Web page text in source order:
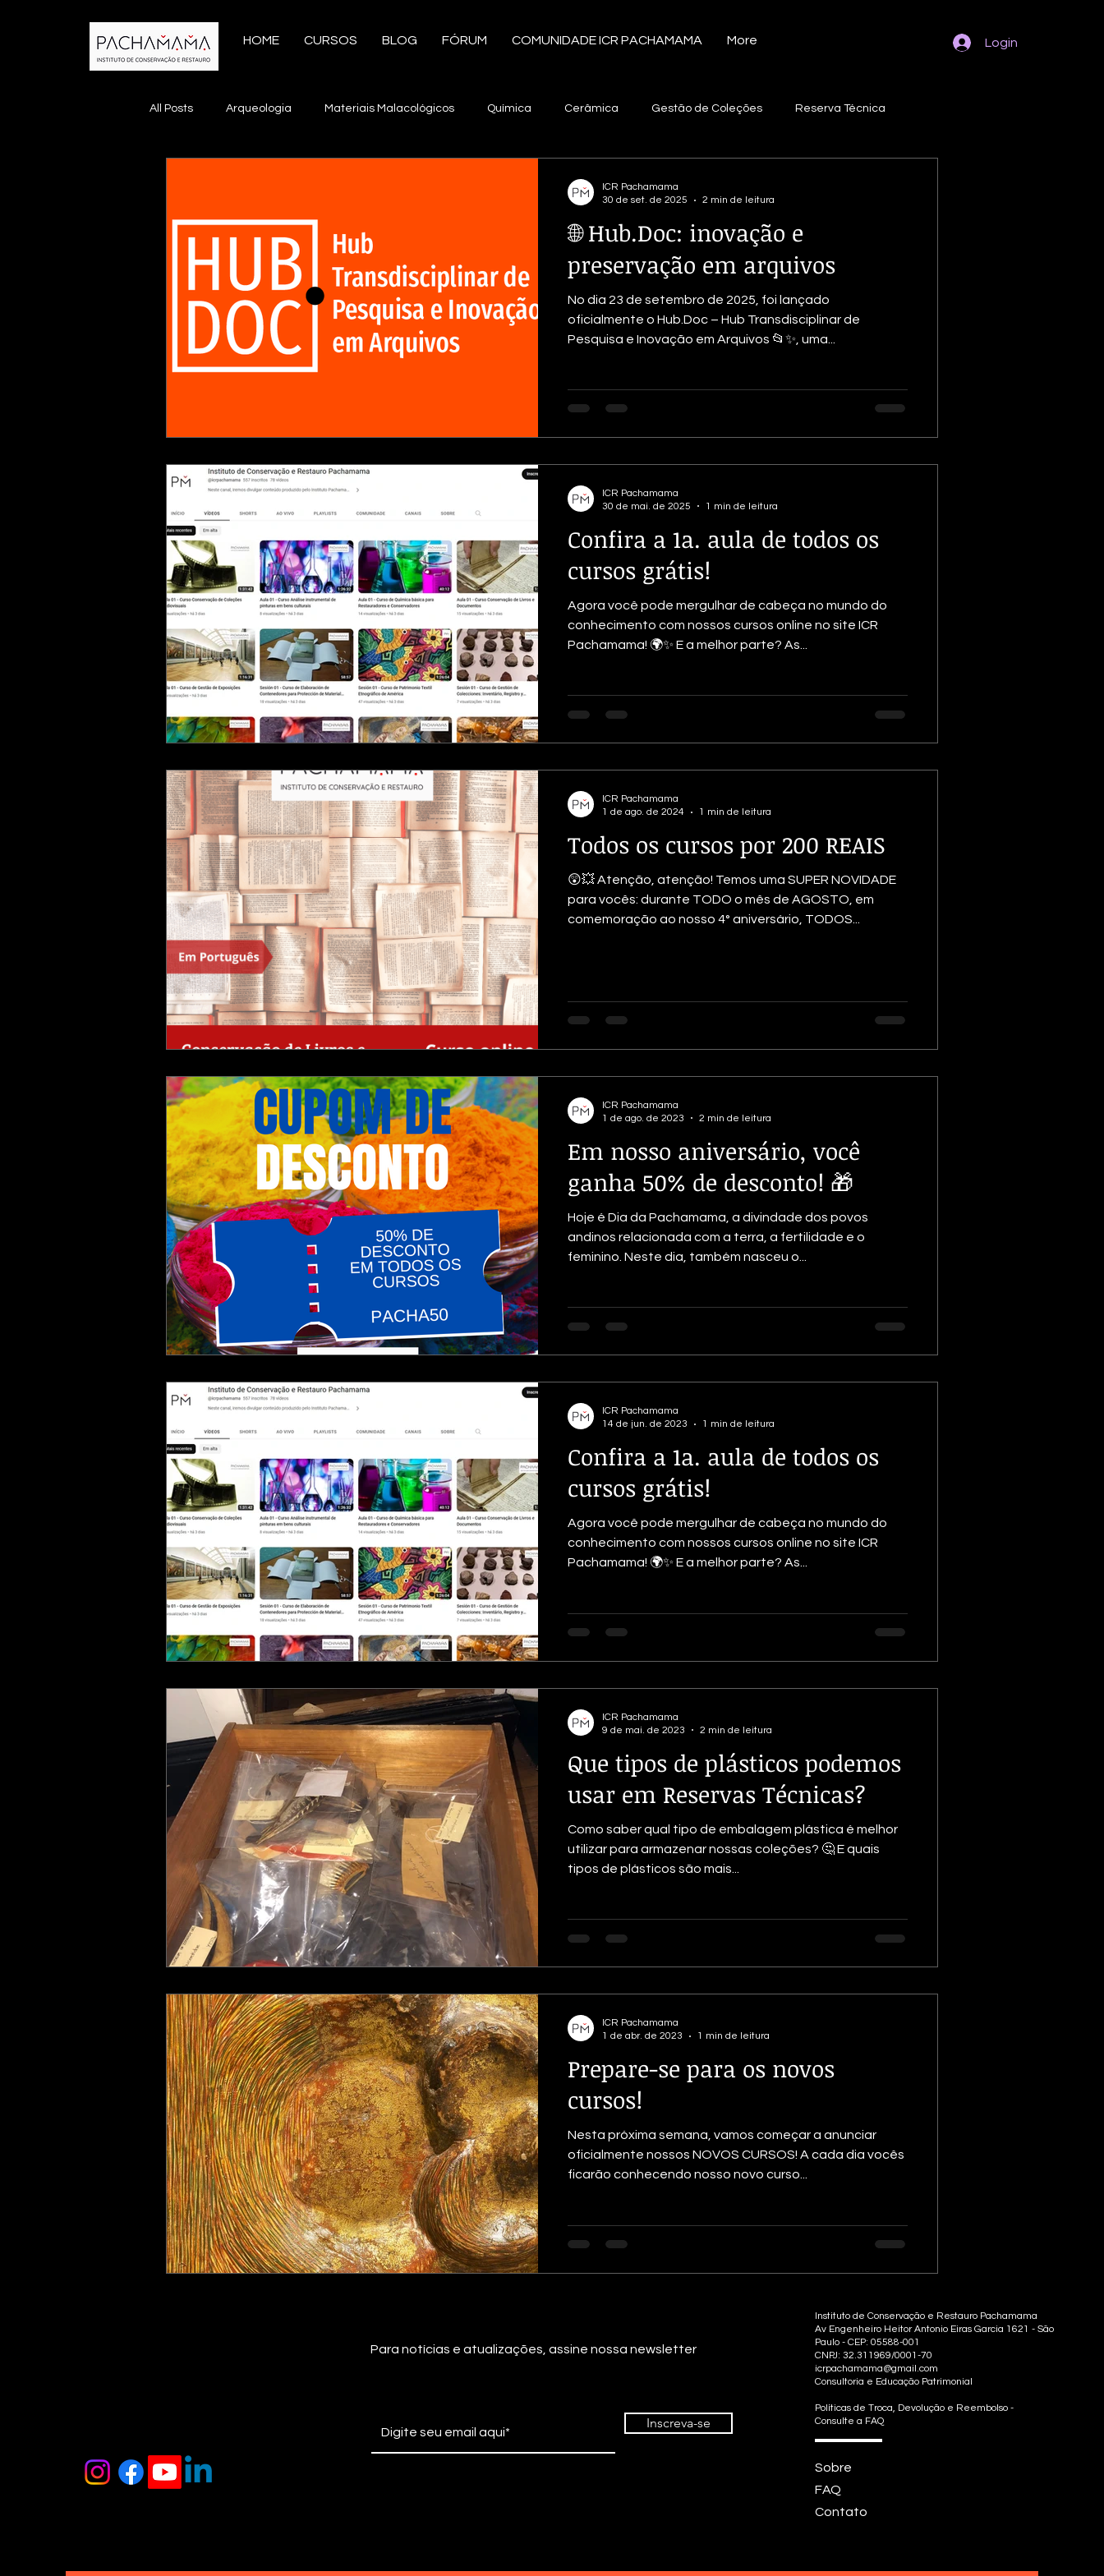
HOME CURSOS BLOG FÓRUM COMUNIDADE ICR PACHAMAMA More Login
All Posts Arqueologia Materiais Malacológicos Química Cerâmica Gestão de Coleções Reserva Técnica
Inteligência Artificial Manejo Integrado de Pragas América Latina Tecido Plumária Embalagem
Teoria da Conservação Museologia Exposição Materiais Etnográficos Documentação de Coleções
Exposições Bordados
🌐 Hub.Doc: inovação e
preservação em arquivos
No dia 23 de setembro de 2025, foi lançado
oficialmente o Hub.Doc – Hub Transdisciplinar de
Pesquisa e Inovação em Arquivos 📂✨, uma...
ICR Pachamama
30 de set. de 2025
2 min de leitura
Confira a 1a. aula de todos os
cursos grátis!
Agora você pode mergulhar de cabeça no mundo do
conhecimento com nossos cursos online no site ICR
Pachamama! 🌍✨ E a melhor parte? As...
ICR Pachamama
30 de mai. de 2025
1 min de leitura
Todos os cursos por 200 REAIS
😲💥 Atenção, atenção! Temos uma SUPER NOVIDADE
para vocês: durante TODO o mês de AGOSTO, em
comemoração ao nosso 4° aniversário, TODOS...
ICR Pachamama
1 de ago. de 2024
1 min de leitura
Em nosso aniversário, você
ganha 50% de desconto! 🎁
Hoje é Dia da Pachamama, a divindade dos povos
andinos relacionada com a terra, a fertilidade e o
feminino. Neste dia, também nasceu o...
ICR Pachamama
1 de ago. de 2023
2 min de leitura
Confira a 1a. aula de todos os
cursos grátis!
Agora você pode mergulhar de cabeça no mundo do
conhecimento com nossos cursos online no site ICR
Pachamama! 🌍✨ E a melhor parte? As...
ICR Pachamama
14 de jun. de 2023
1 min de leitura
Que tipos de plásticos podemos
usar em Reservas Técnicas?
Como saber qual tipo de embalagem plástica é melhor
utilizar para armazenar nossas coleções? 🤔 E quais
tipos de plásticos são mais...
ICR Pachamama
9 de mai. de 2023
2 min de leitura
Prepare-se para os novos
cursos!
Nesta próxima semana, vamos começar a anunciar
oficialmente nossos NOVOS CURSOS! A cada dia vocês
ficarão conhecendo nosso novo curso...
ICR Pachamama
1 de abr. de 2023
1 min de leitura
Para notícias e atualizações, assine nossa newsletter
Inscreva-se
Instituto de Conservação e Restauro Pachamama
Av Engenheiro Heitor Antonio Eiras Garcia 1621 - São
Paulo - CEP: 05588-001
CNPJ: 32.311969/0001-70
icrpachamama@gmail.com
Consultoria e Educação Patrimonial
Políticas de Troca, Devolução e Reembolso -
Consulte a FAQ
Sobre
FAQ
Contato